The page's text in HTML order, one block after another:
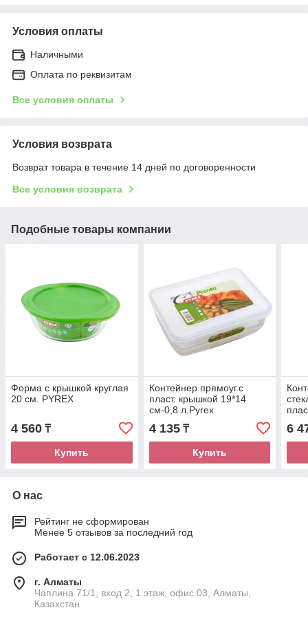
Условия оплаты
Наличными
Оплата по реквизитам
Все условия оплаты
Условия возврата
Возврат товара в течение 14 дней по договоренности
Все условия возврата
Подобные товары компании
Форма с крышкой круглая
20 см. PYREX
4 560 ₸
Купить
Контейнер прямоуг.с
пласт. крышкой 19*14
см-0,8 л.Pyrex
4 135₸
Купить
6
О нас
Рейтинг не сформирован
Менее 5 отзывов за последний год
Работает с 12.06.2023
г. Алматы
Чаплина 71/1, вход 2, 1 этаж, офис 03, Алматы,
Казахстан